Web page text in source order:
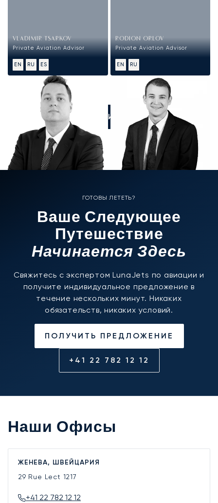
VLADIMIR TSARKOV
Private Aviation Advisor
EN RU ES
RODION ORLOV
Private Aviation Advisor
EN RU
ПОЗВОНИТЕ НАМ
ГОТОВЫ ЛЕТЕТЬ?
Ваше Следующее
Путешествие
Начинается Здесь
Свяжитесь с экспертом LunaJets по авиации и
получите индивидуальное предложение в
течение нескольких минут. Никаких
обязательств, никаких условий.
ПОЛУЧИТЬ ПРЕДЛОЖЕНИЕ
+41 22 782 12 12
Наши Офисы
ЖЕНЕВА, ШВЕЙЦАРИЯ
29 Rue Lect 1217
+41 22 782 12 12